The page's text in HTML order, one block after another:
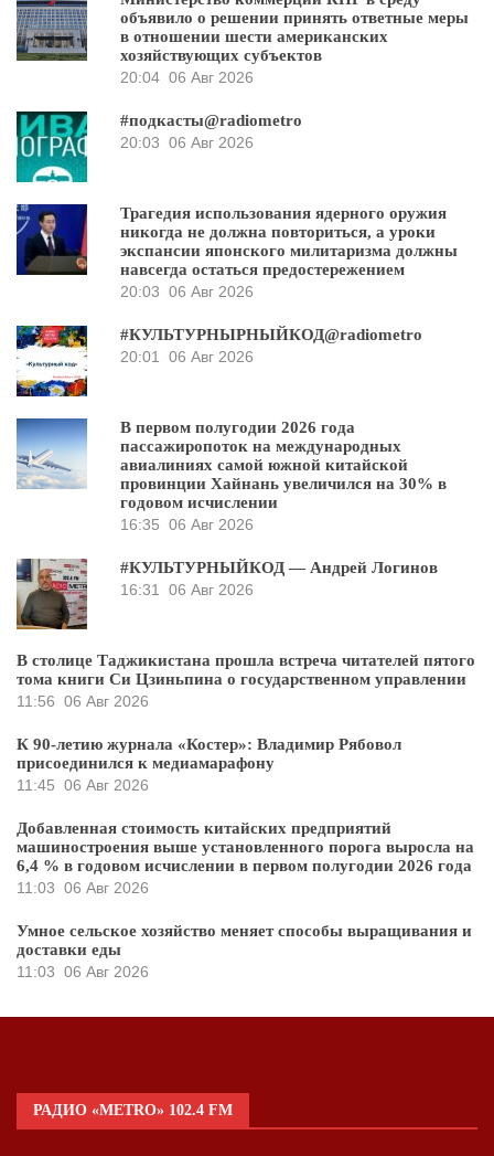
объявило о решении принять ответные меры
в отношении шести американских
хозяйствующих субъектов
20:04 06 Авг 2026
#подкасты@radiometro
20:03 06 Авг 2026
Трагедия использования ядерного оружия
никогда не должна повториться, а уроки
экспансии японского милитаризма должны
навсегда остаться предостережением
20:03 06 Авг 2026
#КУЛЬТУРНЫРНЫЙКОД@radiometro
20:01
06 Авг 2026
В первом полугодии 2026 года
пассажиропоток на международных
авиалиниях самой южной китайской
провинции Хайнань увеличился на 30% в
годовом исчислении
16:35 06 Авг 2026
#КУЛЬТУРНЫЙКОД — Андрей Логинов
16:31
06 Авг 2026
В столице Таджикистана прошла встреча читателей пятого
тома книги Си Цзиньпина о государственном управлении
11:56 06 Авг 2026
К 90-летию журнала «Костер»: Владимир Рябовол
присоединился к медиамарафону
11:45 06 Авг 2026
Добавленная стоимость китайских предприятий
машиностроения выше установленного порога выросла на
6,4 % в годовом исчислении в первом полугодии 2026 года
11:03 06 Авг 2026
Умное сельское хозяйство меняет способы выращивания и
доставки еды
11:03 06 Авг 2026
РАДИО «METRO» 102.4 FM